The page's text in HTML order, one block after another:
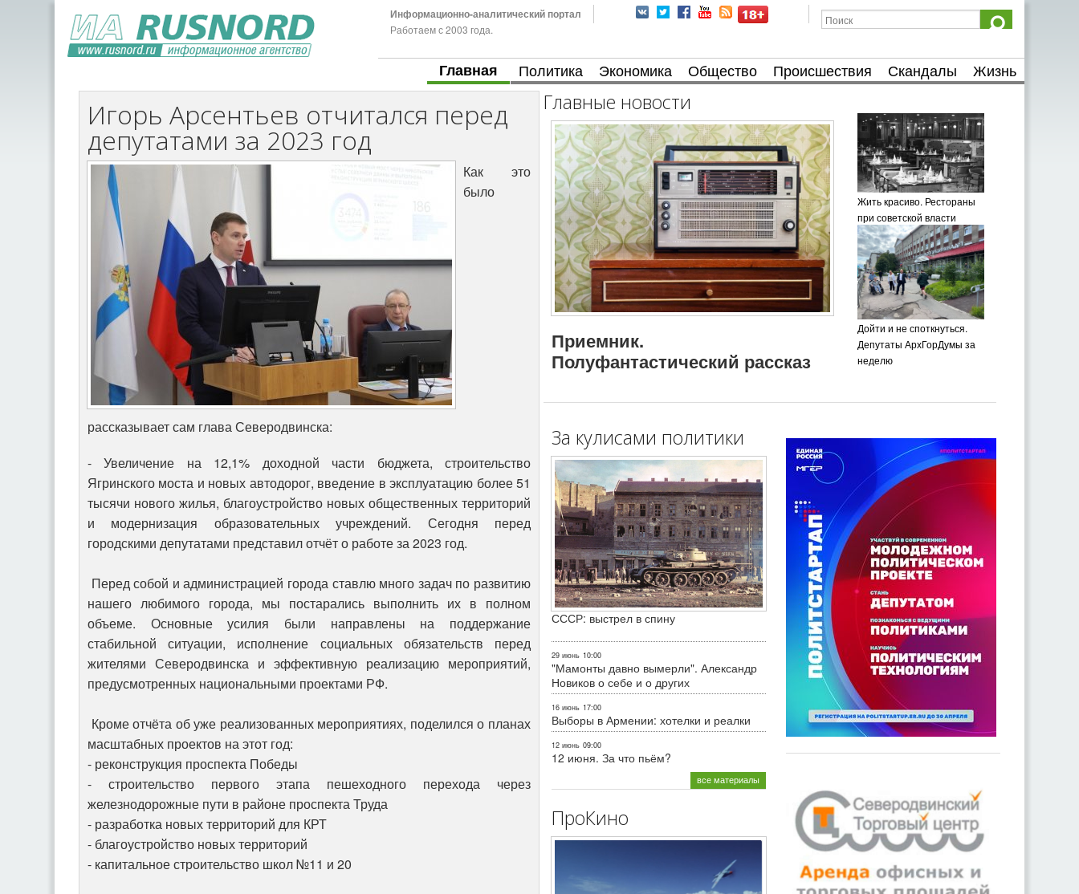
Информационно-аналитический портал
Работаем с 2003 года.
Главная Политика Экономика Общество Происшествия Скандалы Жизнь
Игорь Арсентьев отчитался перед
депутатами за 2023 год
Как это
было
рассказывает сам глава Северодвинска:
- Увеличение на 12,1% доходной части бюджета, строительство
Ягринского моста и новых автодорог, введение в эксплуатацию более 51
тысячи нового жилья, благоустройство новых общественных территорий
и модернизация образовательных учреждений. Сегодня перед
городскими депутатами представил отчёт о работе за 2023 год.
Перед собой и администрацией города ставлю много задач по развитию
нашего любимого города, мы постарались выполнить их в полном
объеме. Основные усилия были направлены на поддержание
стабильной ситуации, исполнение социальных обязательств перед
жителями Северодвинска и эффективную реализацию мероприятий,
предусмотренных национальными проектами РФ.
Кроме отчёта об уже реализованных мероприятиях, поделился о планах
масштабных проектов на этот год:
- реконструкция проспекта Победы
- строительство первого этапа пешеходного перехода через
железнодорожные пути в районе проспекта Труда
- разработка новых территорий для КРТ
- благоустройство новых территорий
- капитальное строительство школ №11 и 20
Главные новости
Приемник.
Полуфантастический рассказ
Жить красиво. Рестораны
при советской власти
Дойти и не споткнуться.
Депутаты АрхГорДумы за
неделю
За кулисами политики
СССР: выстрел в спину
29 июнь 10:00
"Мамонты давно вымерли". Александр
Новиков о себе и о других
16 июнь 17:00
Выборы в Армении: хотелки и реалки
12 июнь 09:00
12 июня. За что пьём?
все материалы
ПроКино